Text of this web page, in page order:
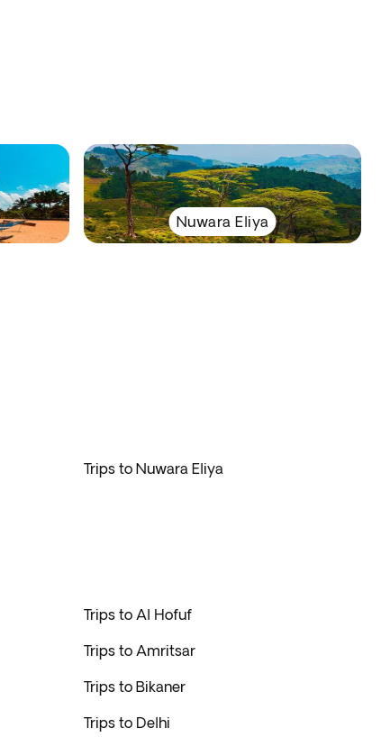
Nuwara Eliya
Trips to Nuwara Eliya
Trips to Al Hofuf
Trips to Amritsar
Trips to Bikaner
Trips to Delhi